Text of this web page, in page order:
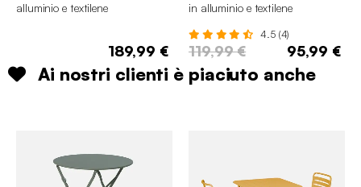
alluminio e textilene
189,99 €
in alluminio e textilene
4.5 (4)
119,99 € 95,99 €
Ai nostri clienti è piaciuto anche